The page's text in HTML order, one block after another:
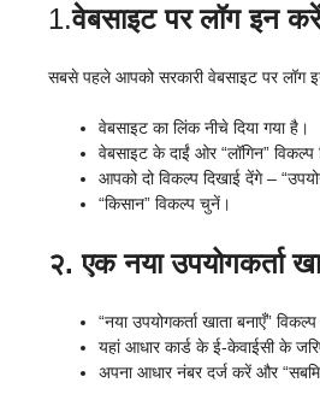
1.वेबसाइट पर लॉग इन करें
सबसे पहले आपको सरकारी वेबसाइट पर लॉग
वेबसाइट का लिंक नीचे दिया गया है।
वेबसाइट के दाईं ओर “लॉगिन” विकल्प
आपको दो विकल्प दिखाई देंगे –
“किसान” विकल्प चुनें।
२. एक नया उपयोगकर्ता
“नया उपयोगकर्ता खाता बनाएँ”
यहां आधार कार्ड के ई-केवाईसी के
अपना आधार नंबर दर्ज करें और